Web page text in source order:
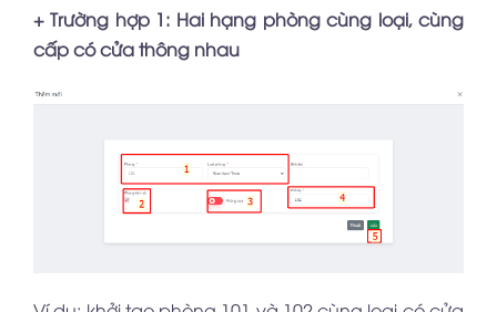
+ Trường hợp 1: Hai hạng phòng cùng loại, cùng
cấp có cửa thông nhau